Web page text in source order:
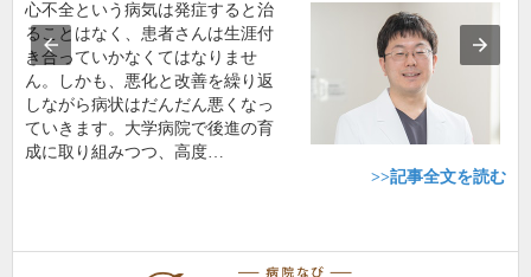
心不全という病気は発症すると治
ることはなく、患者さんは生涯付
き合っていかなくてはなりませ
ん。しかも、悪化と改善を繰り返
しながら病状はだんだん悪くなっ
ていきます。大学病院で後進の育
成に取り組みつつ、高度…
>>記事全文を読む